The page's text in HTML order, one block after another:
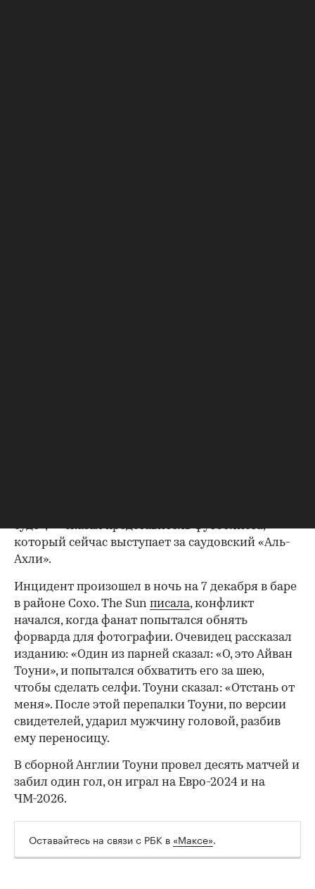
суде», — сказал представитель футболиста,
который сейчас выступает за саудовский «Аль-
Ахли».
00:00 / 00:00
Инцидент произошел в ночь на 7 декабря в баре
в районе Сохо. The Sun писала, конфликт
начался, когда фанат попытался обнять
форварда для фотографии. Очевидец рассказал
изданию: «Один из парней сказал: «О, это Айван
Тоуни», и попытался обхватить его за шею,
чтобы сделать селфи. Тоуни сказал: «Отстань от
меня». После этой перепалки Тоуни, по версии
свидетелей, ударил мужчину головой, разбив
ему переносицу.
В сборной Англии Тоуни провел десять матчей и
забил один гол, он играл на Евро-2024 и на
ЧМ-2026.
Оставайтесь на связи с РБК в «Максе».